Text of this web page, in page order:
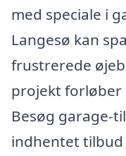
med speciale i
Langesø kan
frustrerede
projekt forløber
Besøg garage-
indhentet tilbud